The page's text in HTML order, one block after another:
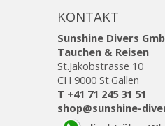
KONTAKT
Sunshine Divers
Tauchen & Reisen
St.Jakobstrasse 10
CH 9000 St.Gallen
T +41 71 245 31 51
shop@sunshine-